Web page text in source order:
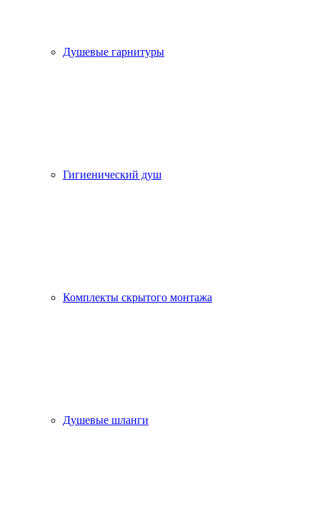
Душевые гарнитуры
Гигиенический душ
Комплекты скрытого монтажа
Душевые шланги